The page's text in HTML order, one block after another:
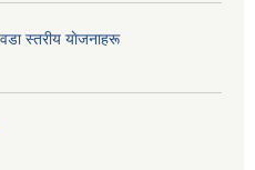
स्तरीय याेजनाहरू